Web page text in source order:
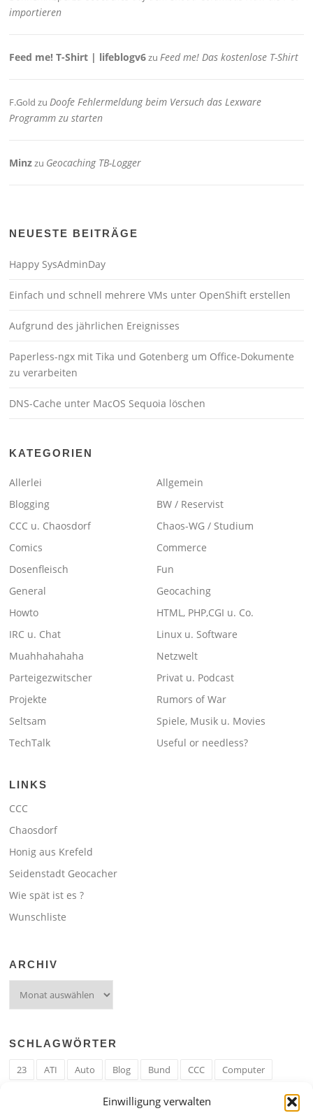
Einwilligung verwalten
importieren
Feed me! T-Shirt | lifeblogv6zuFeed me! Das kostenlose T-Shirt
F.Gold zuDoofe Fehlermeldung beim Versuch das Lexware
Programm zu starten
Minzzu Geocaching TB-Logger
NEUESTE BEITRÄGE
Happy SysAdminDay
Einfach und schnell mehrere VMs unter OpenShift erstellen
Aufgrund des jährlichen Ereignisses
Paperless-ngx mit Tika und Gotenberg um Office-Dokumente
zu verarbeiten
DNS-Cache unter MacOS Sequoia löschen
KATEGORIEN
Allerlei
Allgemein
Blogging
BW / Reservist
CCC u. Chaosdorf
Chaos-WG / Studium
Comics
Commerce
Dosenfleisch
Fun
General
Geocaching
Howto
HTML, PHP,CGI u. Co.
IRC u. Chat
Linux u. Software
Muahhahahaha
Netzwelt
Parteigezwitscher
Privat u. Podcast
Projekte
Rumors of War
Seltsam
Spiele, Musik u. Movies
TechTalk
Useful or needless?
LINKS
CCC
Chaosdorf
Honig aus Krefeld
Seidenstadt Geocacher
Wie spät ist es ?
Wunschliste
ARCHIV
SCHLAGWÖRTER
23 ATI Auto Blog Bund CCC
Computer